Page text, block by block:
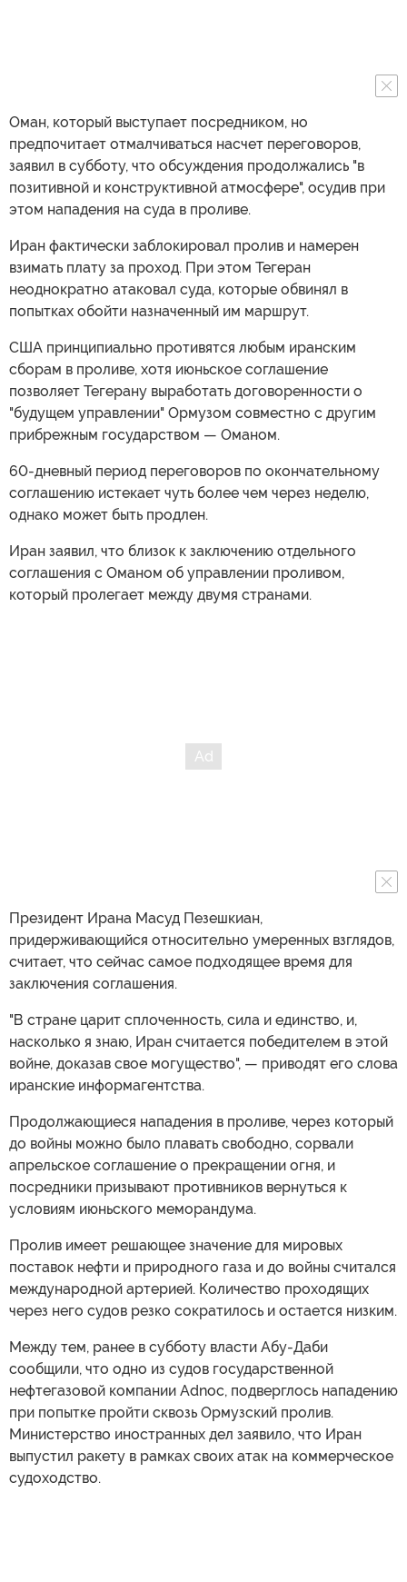
Оман, который выступает посредником, но
предпочитает отмалчиваться насчет переговоров,
заявил в субботу, что обсуждения продолжались "в
позитивной и конструктивной атмосфере", осудив при
этом нападения на суда в проливе.
Иран фактически заблокировал пролив и намерен
взимать плату за проход. При этом Тегеран
неоднократно атаковал суда, которые обвинял в
попытках обойти назначенный им маршрут.
США принципиально противятся любым иранским
сборам в проливе, хотя июньское соглашение
позволяет Тегерану выработать договоренности о
"будущем управлении" Ормузом совместно с другим
прибрежным государством — Оманом.
60-дневный период переговоров по окончательному
соглашению истекает чуть более чем через неделю,
однако может быть продлен.
Иран заявил, что близок к заключению отдельного
соглашения с Оманом об управлении проливом,
который пролегает между двумя странами.
Президент Ирана Масуд Пезешкиан,
придерживающийся относительно умеренных взглядов,
считает, что сейчас самое подходящее время для
заключения соглашения.
"В стране царит сплоченность, сила и единство, и,
насколько я знаю, Иран считается победителем в этой
войне, доказав свое могущество", — приводят его слова
иранские информагентства.
Продолжающиеся нападения в проливе, через который
до войны можно было плавать свободно, сорвали
апрельское соглашение о прекращении огня, и
посредники призывают противников вернуться к
условиям июньского меморандума.
Пролив имеет решающее значение для мировых
поставок нефти и природного газа и до войны считался
международной артерией. Количество проходящих
через него судов резко сократилось и остается низким.
Между тем, ранее в субботу власти Абу-Даби
сообщили, что одно из судов государственной
нефтегазовой компании Adnoc, подверглось нападению
при попытке пройти сквозь Ормузский пролив.
Министерство иностранных дел заявило, что Иран
выпустил ракету в рамках своих атак на коммерческое
судоходство.